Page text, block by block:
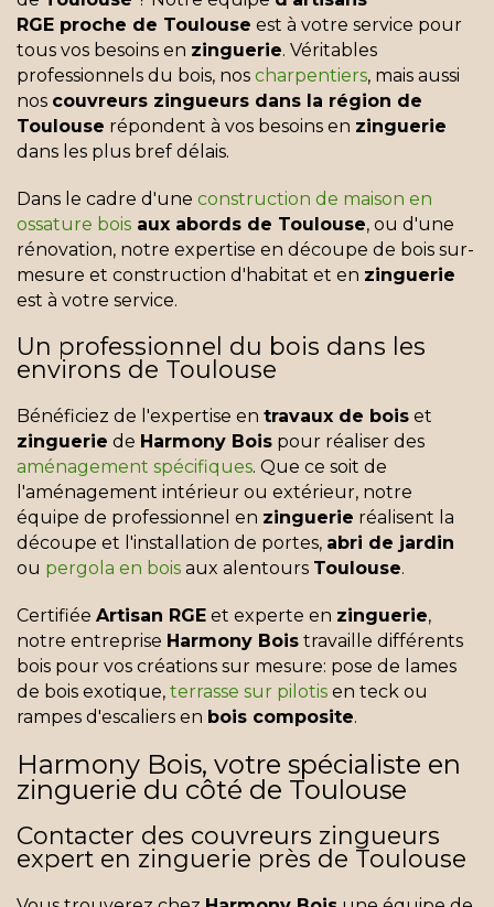
RGE proche de Toulouse est à votre service pour
tous vos besoins en zinguerie. Véritables
professionnels du bois, nos charpentiers, mais aussi
nos couvreurs zingueurs dans la région de
Toulouse répondent à vos besoins en zinguerie
dans les plus bref délais.
Dans le cadre d'une construction de maison en
ossature bois aux abords de Toulouse, ou d'une
rénovation, notre expertise en découpe de bois sur-
mesure et construction d'habitat et en zinguerie
est à votre service.
Un professionnel du bois dans les
environs de Toulouse
Bénéficiez de l'expertise en travaux de bois et
zinguerie de Harmony Bois pour réaliser des
aménagement spécifiques. Que ce soit de
l'aménagement intérieur ou extérieur, notre
équipe de professionnel en zinguerie réalisent la
découpe et l'installation de portes, abri de jardin
ou pergola en bois aux alentours Toulouse.
Certifiée Artisan RGE et experte en zinguerie,
notre entreprise Harmony Bois travaille différents
bois pour vos créations sur mesure: pose de lames
de bois exotique, terrasse sur pilotis en teck ou
rampes d'escaliers en bois composite.
Harmony Bois, votre spécialiste en
zinguerie du côté de Toulouse
Contacter des couvreurs zingueurs
expert en zinguerie près de Toulouse